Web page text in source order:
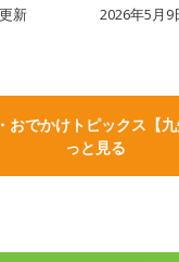
新 2026年5月9
おでかけトピックス【
っと見る